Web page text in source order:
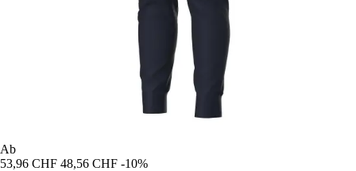
Ab
53,96 CHF 48,56 CHF -10%